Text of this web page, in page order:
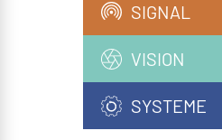
SIGNAL
VISION
SYSTEME